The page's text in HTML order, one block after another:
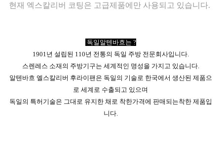
현재 엑스칼리버 코팅은 고급제품에만 사용되고 있습니다.
독일알텐바흐는 ?
1901년 설립된 110년 전통의 독일 주방 전문회사입니다.
스렌레스 소재의 주방기구는 세계적인 명성을 가지고 있습니다.
알텐바흐 엘스칼리버 후라이팬은 독일의 기술로 한국에서 생산된 제품으
로 세계로 수출되고 있으며
독일의 특허기술은 그대로 유지한 채로 착한가격에 판매되는착한 제품입
니다.